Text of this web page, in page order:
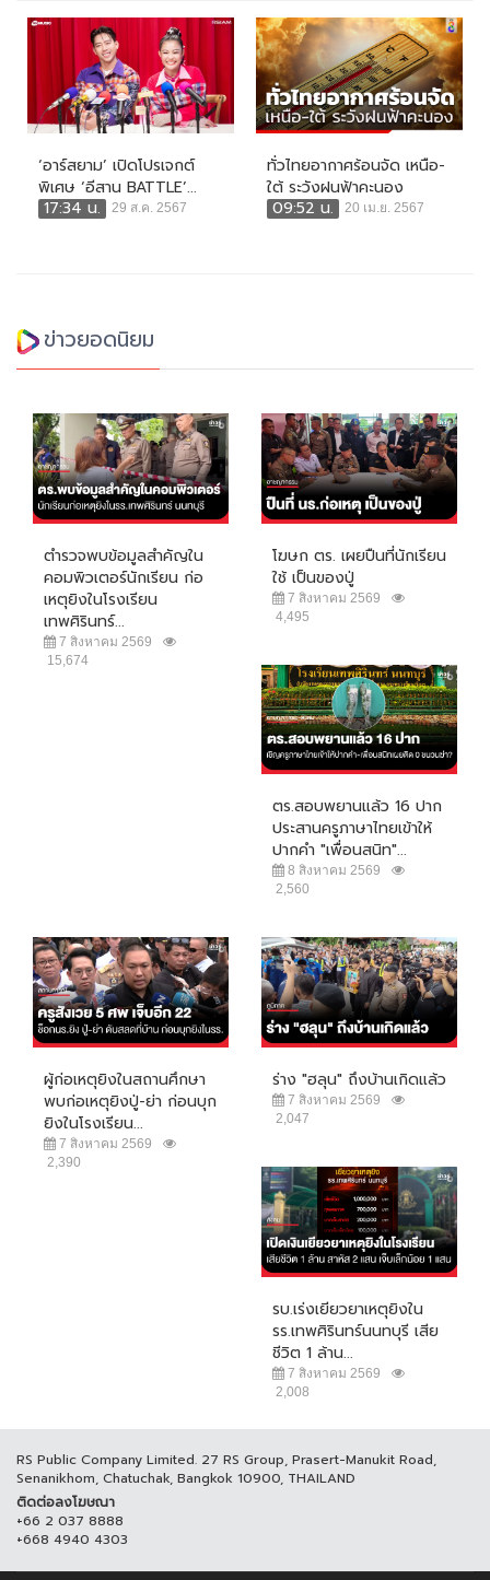
‘อาร์สยาม’ เปิดโปรเจกต์
พิเศษ ‘อีสาน BATTLE’...
17:34 น.
29 ส.ค. 2567
ทั่วไทยอากาศร้อนจัด เหนือ-
ใต้ ระวังฝนฟ้าคะนอง
09:52 น.
20 เม.ย. 2567
ข่าวยอดนิยม
ตำรวจพบข้อมูลสำคัญใน
คอมพิวเตอร์นักเรียน ก่อ
เหตุยิงในโรงเรียน
เทพศิรินทร์...
7 สิงหาคม 2569
15,674
โฆษก ตร. เผยปืนที่นักเรียน
ใช้ เป็นของปู่
7 สิงหาคม 2569
4,495
ตร.สอบพยานแล้ว 16 ปาก
ประสานครูภาษาไทยเข้าให้
ปากคำ "เพื่อนสนิท"...
8 สิงหาคม 2569
2,560
ผู้ก่อเหตุยิงในสถานศึกษา
พบก่อเหตุยิงปู่-ย่า ก่อนบุก
ยิงในโรงเรียน...
7 สิงหาคม 2569
2,390
ร่าง "ฮลุน" ถึงบ้านเกิดแล้ว
7 สิงหาคม 2569
2,047
รบ.เร่งเยียวยาเหตุยิงใน
รร.เทพศิรินทร์นนทบุรี เสีย
ชีวิต 1 ล้าน...
7 สิงหาคม 2569
2,008
RS Public Company Limited. 27 RS Group, Prasert-Manukit Road,
Senanikhom, Chatuchak, Bangkok 10900, THAILAND
ติดต่อลงโฆษณา
+66 2 037 8888
+668 4940 4303